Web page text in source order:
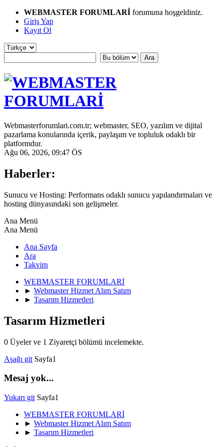
WEBMASTER FORUMLARİ forumuna hoşgeldiniz.
Giriş Yap
Kayıt Ol
Webmasterforumlari.com.tr; webmaster, SEO, yazılım ve dijital
pazarlama konularında içerik, paylaşım ve topluluk odaklı bir
platformdur.
Ağu 06, 2026, 09:47 ÖS
Haberler:
Sunucu ve Hosting: Performans odaklı sunucu yapılandırmaları ve
hosting dünyasındaki son gelişmeler.
Ana Menü
Ana Menü
Ana Sayfa
Ara
Takvim
WEBMASTER FORUMLARİ
► Webmaster Hizmet Alım Satım
► Tasarım Hizmetleri
Tasarım Hizmetleri
0 Üyeler ve 1 Ziyaretçi bölümü incelemekte.
Aşağı git Sayfa1
Mesaj yok...
Yukarı git Sayfa1
WEBMASTER FORUMLARİ
► Webmaster Hizmet Alım Satım
► Tasarım Hizmetleri